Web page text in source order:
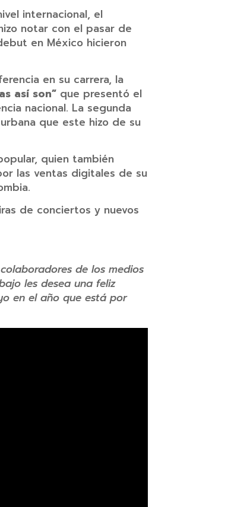
internacional, el
notar con el pasar de
en México hicieron
en su carrera, la
así son” que presentó el
nacional. La segunda
que este hizo de su
quien también
las ventas digitales de su
de conciertos y nuevos
de los medios
les desea una feliz
en el año que está por